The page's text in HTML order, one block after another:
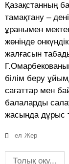
Қазақстанның
тамақтану –
ұранымен
жөнінде
жалғасын
білім беру
сағаттар мен
балаларды
жасында дұрыс
ел Жер
Толық оқу...